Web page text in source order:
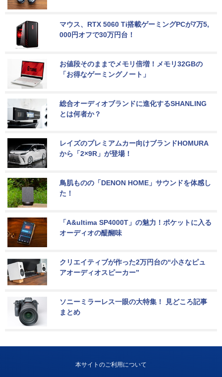
マウス、RTX 5060 Ti搭載ゲーミングPCが7万5,
000円オフで30万円台！
お値段そのままでメモリ倍増！メモリ32GBの
「お得なゲーミングノート」
総合オーディオブランドに進化するSHANLING
とは何者か？
レイズのプレミアムカー向けブランドHOMURA
から「2×9R」が登場！
鳥肌ものの「DENON HOME」サウンドを体感し
た！
「A&ultima SP4000T」の魅力！ポケットに入る
オーディオの醍醐味
クリエイティブが作った2万円台の“小さなピュ
アオーディオスピーカー”
ソニーミラーレス一眼の大特集！ 見どころ記事
まとめ
本サイトのご利用について